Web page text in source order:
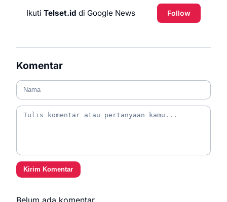
Ikuti Telset.id di Google News Follow
Komentar
Kirim Komentar